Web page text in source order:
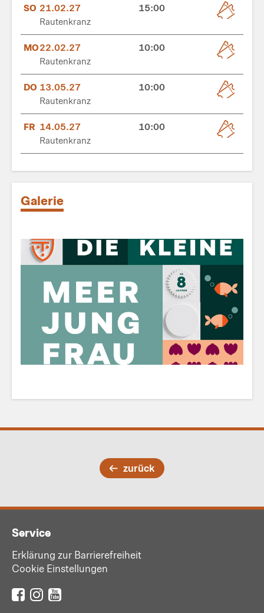
SO 21.02.27
15:00
Rautenkranz
MO22.02.27
10:00
Rautenkranz
DO 13.05.27
10:00
Rautenkranz
FR 14.05.27
10:00
Rautenkranz
Galerie
zurück
Service
Erklärung zur Barrierefreiheit
Cookie Einstellungen